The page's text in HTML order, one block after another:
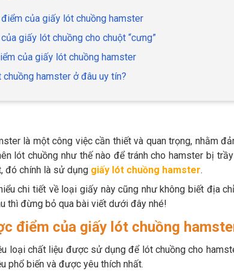
của giấy lót chuồng hamster
giấy lót chuồng cho chuột “cưng”
của giấy lót chuồng hamster
hamster ở đâu uy tín?
là một công việc cần thiết và quan trọng, nhằm
lót chuồng như thế nào để tránh cho hamster bị
đó chính là sử dụng giấy lót chuồng hamster.
chi tiết về loại giấy này cũng như không biết địa
thì đừng bỏ qua bài viết dưới đây nhé!
điểm của giấy lót chuồng
loại chất liệu được sử dụng để lót chuồng cho
phổ biến và được yêu thích nhất.